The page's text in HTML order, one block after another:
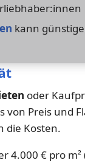
kann
oder
von Preis und
die Kosten.
4.000 € pro